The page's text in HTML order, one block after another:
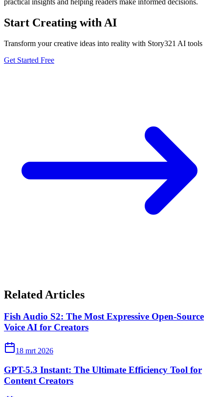
practical insights and helping readers make informed decisions.
Start Creating with AI
Transform your creative ideas into reality with Story321 AI tools
Get Started Free
Related Articles
Fish Audio S2: The Most Expressive Open-Source
Voice AI for Creators
18 mrt 2026
GPT-5.3 Instant: The Ultimate Efficiency Tool for
Content Creators